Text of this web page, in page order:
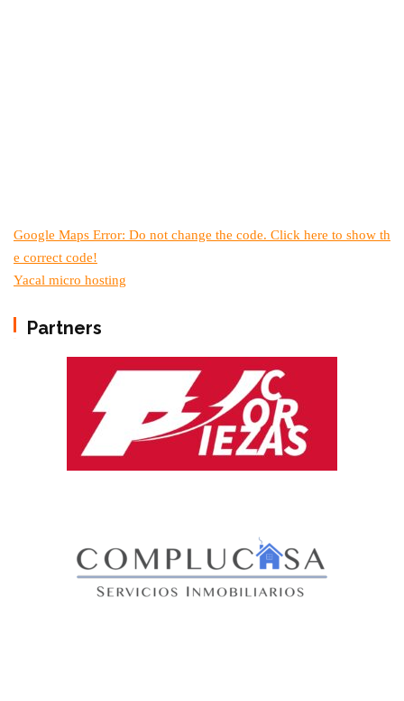
Google Maps Error: Do not change the code. Click here to show th
e correct code!
Yacal micro hosting
Partners